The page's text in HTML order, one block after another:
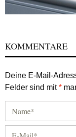
KOMMENTARE
Deine E-Mail-
Felder sind mit*